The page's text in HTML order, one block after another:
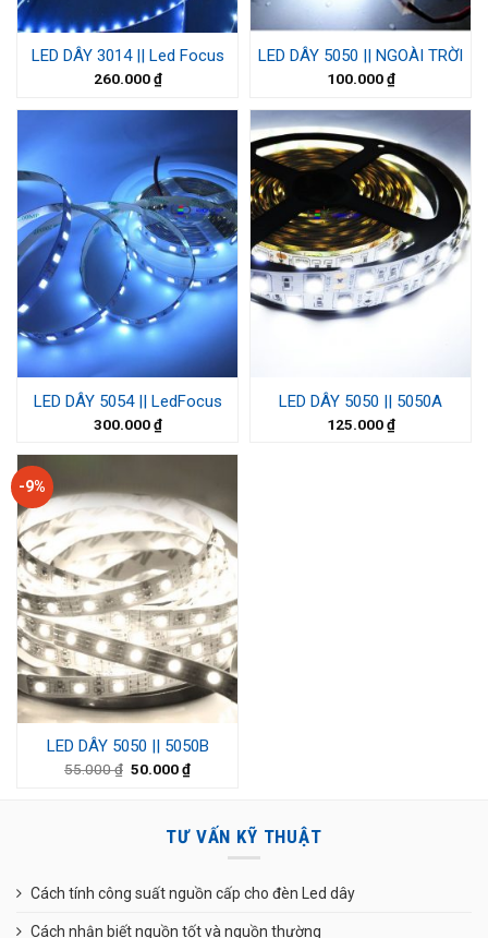
LED DÂY 3014 || Led Focus
260.000₫
LED DÂY 5050 || NGOÀI TRỜI
100.000₫
LED DÂY 5054 || LedFocus
300.000₫
LED DÂY 5050 || 5050A
125.000₫
-9%
LED DÂY 5050 || 5050B
55.000₫ 50.000₫
TƯ VẤN KỸ THUẬT
Cách tính công suất nguồn cấp cho đèn Led dây
Cách nhận biết nguồn tốt và nguồn thường